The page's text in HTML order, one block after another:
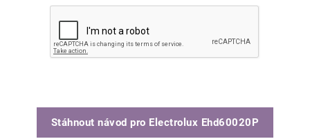
Stáhnout návod pro Electrolux Ehd60020P